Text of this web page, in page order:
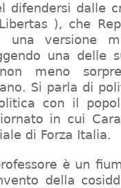
difendersi dalle
), che
versione
una delle
meno
Si parla di
con il
in cui
di Forza Italia.
è un
della